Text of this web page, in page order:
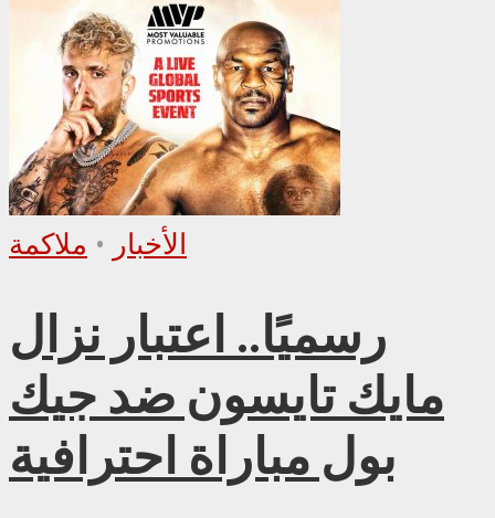
الأخبار • ملاكمة
رسميًا.. اعتبار نزال
مايك تايسون ضد جيك
بول مباراة احترافية